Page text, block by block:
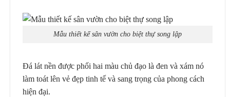
Mẫu thiết kế sân vườn cho biệt thự song lập
Đá lát nền được phối hai màu chủ đạo là đen và xám nó
làm toát lên vẻ đẹp tinh tế và sang trọng của phong cách
hiện đại.